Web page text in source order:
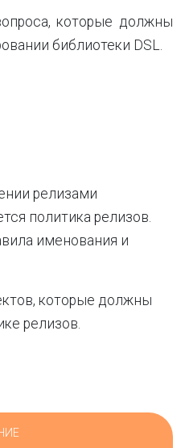
которые должны
библиотеки DSL.
релизами
политика релизов.
именования и
которые должны
релизов.